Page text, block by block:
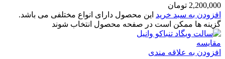
2,200,000 تومان
افزودن به سبد خرید این محصول دارای انواع مختلفی می باشد.
گزینه ها ممکن است در صفحه محصول انتخاب شوند
مقایسه
افزودن به علاقه مندی